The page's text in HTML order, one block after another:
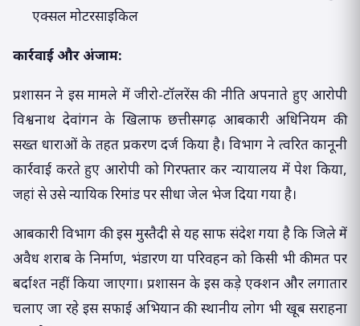
एक्सल मोटरसाइकिल
कार्रवाई और अंजाम:
प्रशासन ने इस मामले में जीरो-टॉलरेंस की नीति अपनाते हुए आरोपी
विश्वनाथ देवांगन के खिलाफ छत्तीसगढ़ आबकारी अधिनियम की
सख्त धाराओं के तहत प्रकरण दर्ज किया है। विभाग ने त्वरित कानूनी
कार्रवाई करते हुए आरोपी को गिरफ्तार कर न्यायालय में पेश किया,
जहां से उसे न्यायिक रिमांड पर सीधा जेल भेज दिया गया है।
आबकारी विभाग की इस मुस्तैदी से यह साफ संदेश गया है कि जिले में
अवैध शराब के निर्माण, भंडारण या परिवहन को किसी भी कीमत पर
बर्दाश्त नहीं किया जाएगा। प्रशासन के इस कड़े एक्शन और लगातार
चलाए जा रहे इस सफाई अभियान की स्थानीय लोग भी खूब सराहना